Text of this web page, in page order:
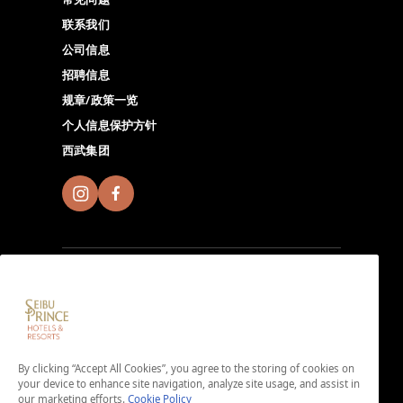
联系我们
公司信息
招聘信息
规章/政策一览
个人信息保护方针
西武集团
加入Seibu Prince Global Rewards，尽情体验全球
载App。
＜免入会费・免年费＞
By clicking “Accept All Cookies”, you agree to the storing of cookies on
your device to enhance site navigation, analyze site usage, and assist in
our marketing efforts. Cookie Policy